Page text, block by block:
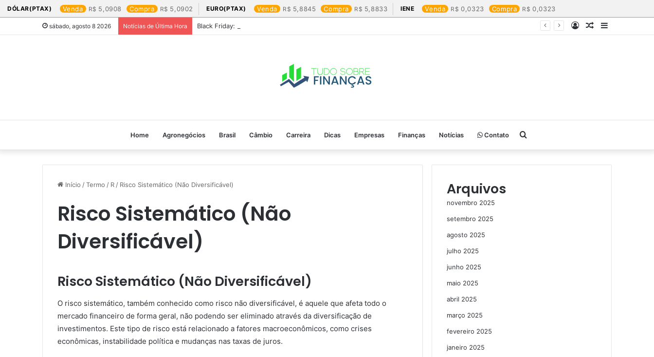
DÓLAR(PTAX) Venda 5,0908 Compra 5,0902 EURO(PTAX) Venda 5,8845 Compra 5,8833 IENE Venda 0,0323 Compra 0,0323
sábado, agosto 8 2026 Notícias de Última Hora Black Friday: os produtos que mais valem a pena
Barra
Artigo
Entrar
Home Agronegócios Brasil Câmbio Carreira Dicas Empresas Finanças Notícias Contato Procurar
por
Início /Termo / R / Risco Sistemático (Não Diversificável)
Risco Sistemático (Não
Diversificável)
Risco Sistemático (Não Diversificável)
O risco sistemático, também conhecido como risco não diversificável, é aquele que afeta todo o
mercado financeiro de forma geral, não podendo ser eliminado através da diversificação de
investimentos. Este tipo de risco está relacionado a fatores macroeconômicos, como crises
econômicas, instabilidade política e mudanças nas taxas de juros.
Arquivos
novembro 2025
setembro 2025
agosto 2025
julho 2025
junho 2025
maio 2025
abril 2025
março 2025
fevereiro 2025
janeiro 2025